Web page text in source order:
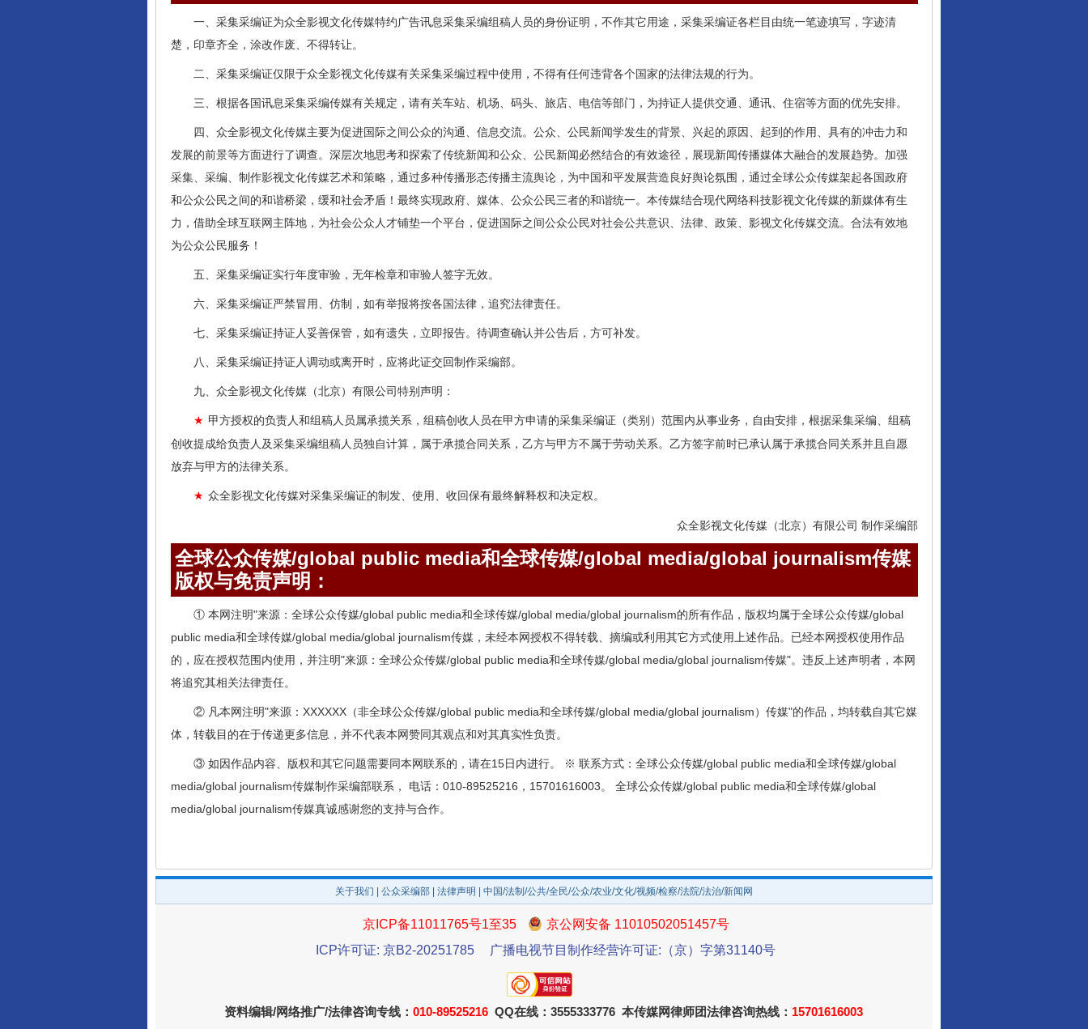
一、采集采编证为众全影视文化传媒特约广告讯息采集采编组稿人员的身份证明，不作其它用途，采集采编证各栏目由统一笔迹填写，字迹清
楚，印章齐全，涂改作废、不得转让。
二、采集采编证仅限于众全影视文化传媒有关采集采编过程中使用，不得有任何违背各个国家的法律法规的行为。
三、根据各国讯息采集采编传媒有关规定，请有关车站、机场、码头、旅店、电信等部门，为持证人提供交通、通讯、住宿等方面的优先安排。
四、众全影视文化传媒主要为促进国际之间公众的沟通、信息交流。公众、公民新闻学发生的背景、兴起的原因、起到的作用、具有的冲击力和
发展的前景等方面进行了调查。深层次地思考和探索了传统新闻和公众、公民新闻必然结合的有效途径，展现新闻传播媒体大融合的发展趋势。加强
采集、采编、制作影视文化传媒艺术和策略，通过多种传播形态传播主流舆论，为中国和平发展营造良好舆论氛围，通过全球公众传媒架起各国政府
和公众公民之间的和谐桥梁，缓和社会矛盾！最终实现政府、媒体、公众公民三者的和谐统一。本传媒结合现代网络科技影视文化传媒的新媒体有生
力，借助全球互联网主阵地，为社会公众人才铺垫一个平台，促进国际之间公众公民对社会公共意识、法律、政策、影视文化传媒交流。合法有效地
为公众公民服务！
五、采集采编证实行年度审验，无年检章和审验人签字无效。
六、采集采编证严禁冒用、仿制，如有举报将按各国法律，追究法律责任。
七、采集采编证持证人妥善保管，如有遗失，立即报告。待调查确认并公告后，方可补发。
八、采集采编证持证人调动或离开时，应将此证交回制作采编部。
九、众全影视文化传媒（北京）有限公司特别声明：
★ 甲方授权的负责人和组稿人员属承揽关系，组稿创收人员在甲方申请的采集采编证（类别）范围内从事业务，自由安排，根据采集采编、组稿
创收提成给负责人及采集采编组稿人员独自计算，属于承揽合同关系，乙方与甲方不属于劳动关系。乙方签字前时已承认属于承揽合同关系并且自愿
放弃与甲方的法律关系。
★ 众全影视文化传媒对采集采编证的制发、使用、收回保有最终解释权和决定权。
众全影视文化传媒（北京）有限公司 制作采编部
全球公众传媒/global public media和全球传媒/global media/global journalism传媒
版权与免责声明：
① 本网注明"来源：全球公众传媒/global public media和全球传媒/global media/global journalism的所有作品，版权均属于全球公众传媒/global
public media和全球传媒/global media/global journalism传媒，未经本网授权不得转载、摘编或利用其它方式使用上述作品。已经本网授权使用作品
的，应在授权范围内使用，并注明"来源：全球公众传媒/global public media和全球传媒/global media/global journalism传媒"。违反上述声明者，本网
将追究其相关法律责任。
② 凡本网注明"来源：XXXXXX（非全球公众传媒/global public media和全球传媒/global media/global journalism）传媒"的作品，均转载自其它媒
体，转载目的在于传递更多信息，并不代表本网赞同其观点和对其真实性负责。
③ 如因作品内容、版权和其它问题需要同本网联系的，请在15日内进行。 ※ 联系方式：全球公众传媒/global public media和全球传媒/global
media/global journalism传媒制作采编部联系， 电话：010-89525216，15701616003。 全球公众传媒/global public media和全球传媒/global
media/global journalism传媒真诚感谢您的支持与合作。
关于我们 公众采编部 法律声明 | 中国/法制/公共/全民/公众/农业/文化/视频/检察/法院/法治/新闻网
京ICP备11011765号1至35
京公网安备 11010502051457号
ICP许可证: 京B2-20251785
广播电视节目制作经营许可证:（京）字第31140号
资料编辑/网络推广/法律咨询专线： 010-89525216 QQ在线：3555333776 本传媒网律师团法律咨询热线： 15701616003